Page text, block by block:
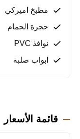
مطار أنطاليا: 145 كم
الاستثمارية
سهولة الوصول.
مرافق اجتماعية
حياة سكنية هادئة
مطبخ اميركي
حجرة الحمام
نوافذ PVC
ابواب صلبة
قائمة الأسعار